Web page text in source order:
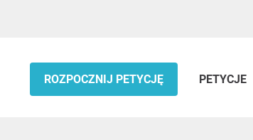
ROZPOCZNIJ PETYCJĘ PETYCJE